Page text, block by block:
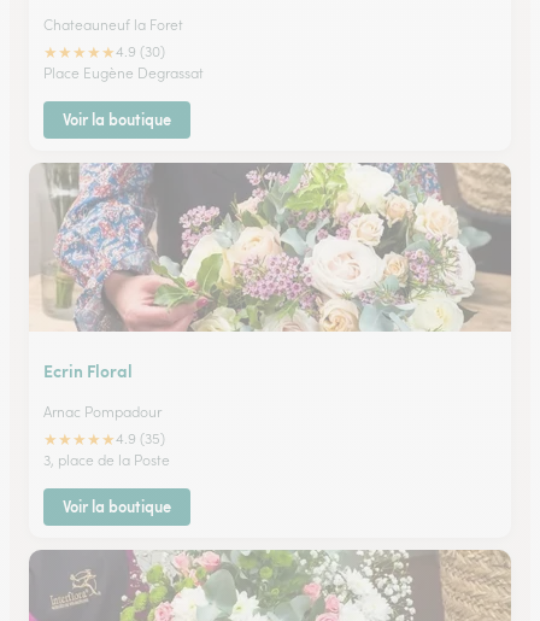
Chateauneuf la Foret
★★★★★4.9 (30)
Place Eugène Degrassat
Voir la boutique
Ecrin Floral
Arnac Pompadour
★★★★★4.9 (35)
3, place de la Poste
Voir la boutique